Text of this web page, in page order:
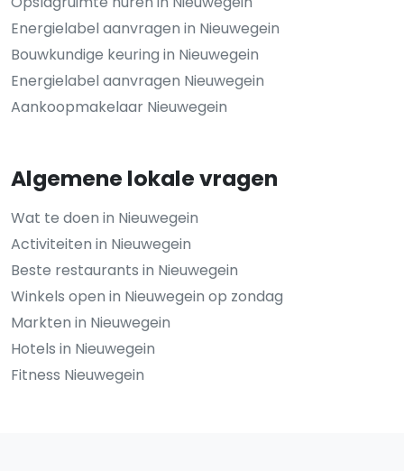
Energielabel aanvragen in Nieuwegein
Bouwkundige keuring in Nieuwegein
Energielabel aanvragen Nieuwegein
Aankoopmakelaar Nieuwegein
Algemene lokale vragen
Wat te doen in Nieuwegein
Activiteiten in Nieuwegein
Beste restaurants in Nieuwegein
Winkels open in Nieuwegein op zondag
Markten in Nieuwegein
Hotels in Nieuwegein
Fitness Nieuwegein